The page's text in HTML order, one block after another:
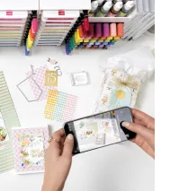
NEU:
Club
Januar 2025